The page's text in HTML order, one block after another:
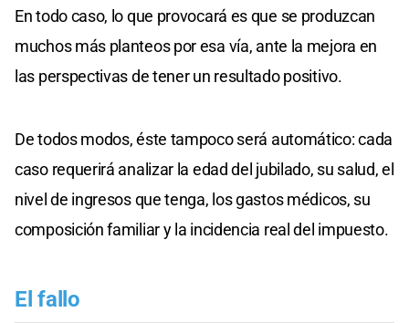
En todo caso, lo que provocará es que se produzcan
muchos más planteos por esa vía, ante la mejora en
las perspectivas de tener un resultado positivo.
De todos modos, éste tampoco será automático: cada
caso requerirá analizar la edad del jubilado, su salud, el
nivel de ingresos que tenga, los gastos médicos, su
composición familiar y la incidencia real del impuesto.
El fallo